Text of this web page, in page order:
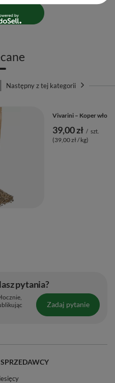
Następny z tej kategorii
Vivarini – Koper
39,00 zł / szt.
(39,00 zł / kg)
pytania?
Zadaj pytanie